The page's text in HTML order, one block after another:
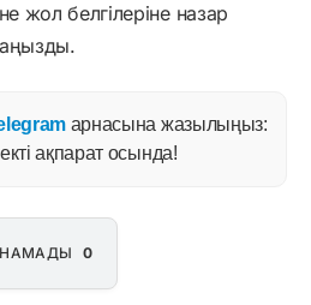
жол белгілеріне назар
арнасына жазылыңыз:
ақпарат осында!
0